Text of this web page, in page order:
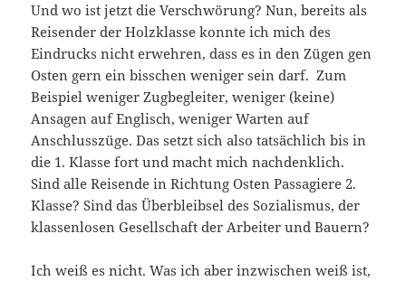
Und wo ist jetzt die Verschwörung? Nun, bereits als
Reisender der Holzklasse konnte ich mich des
Eindrucks nicht erwehren, dass es in den Zügen gen
Osten gern ein bisschen weniger sein darf. Zum
Beispiel weniger Zugbegleiter, weniger (keine)
Ansagen auf Englisch, weniger Warten auf
Anschlusszüge. Das setzt sich also tatsächlich bis in
die 1. Klasse fort und macht mich nachdenklich.
Sind alle Reisende in Richtung Osten Passagiere 2.
Klasse? Sind das Überbleibsel des Sozialismus, der
klassenlosen Gesellschaft der Arbeiter und Bauern?
Ich weiß es nicht. Was ich aber inzwischen weiß ist,